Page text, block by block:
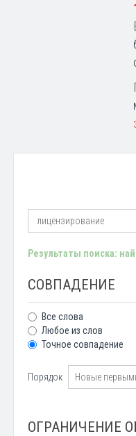
Результаты поиска:
СОВПАДЕНИЕ
Все слова
Любое из слов
Точное совпадение
Порядок
ОГРАНИЧЕНИЕ